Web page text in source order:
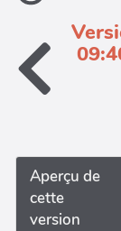
Aperçu de
cette
version